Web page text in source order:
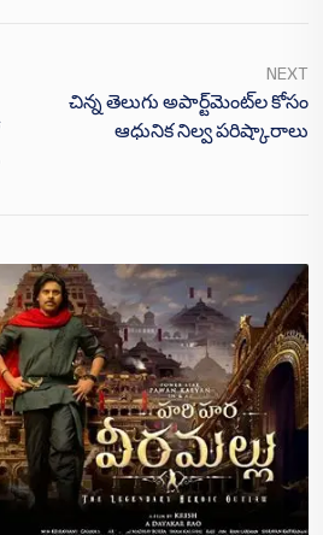
NEXT
చిన్న తెలుగు అపార్ట్‌మెంట్‌ల కోసం
ఆధునిక నిల్వ పరిష్కారాలు